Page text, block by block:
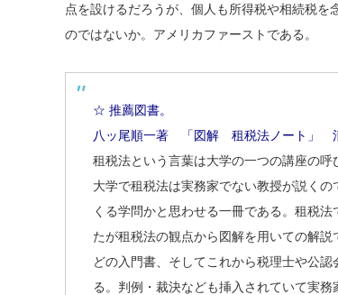
点を設けるだろうが、個人も所得税や相続税
のではないか。アメリカファーストである。
☆ 推薦図書。
八ッ尾順一著 「図解 租税法ノート」
租税法という言葉は大学の一つの講座の
大学で租税法は実務家でない教授が説く
くる学問かと思わせる一冊である。租税
たが租税法の観点から図解を用いての解
どの入門書、そしてこれから税理士や公
る。判例・裁決なども挿入されていて実務